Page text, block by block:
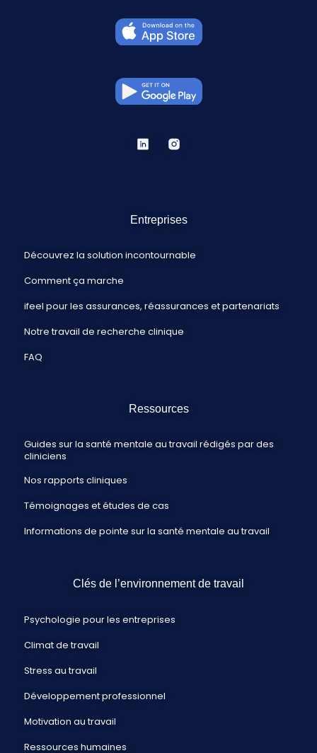
Entreprises
Découvrez la solution incontournable
Comment ça marche
ifeel pour les assurances, réassurances et partenariats
Notre travail de recherche clinique
FAQ
Ressources
Guides sur la santé mentale au travail rédigés par des
cliniciens
Nos rapports cliniques
Témoignages et études de cas
Informations de pointe sur la santé mentale au travail
Clés de l’environnement de travail
Psychologie pour les entreprises
Climat de travail
Stress au travail
Développement professionnel
Motivation au travail
Ressources humaines